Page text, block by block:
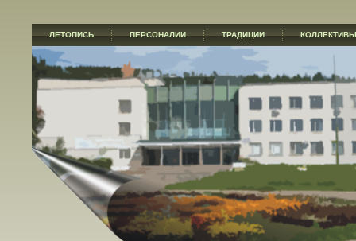
ЛЕТОПИСЬ ПЕРСОНАЛИИ ТРАДИЦИИ КОЛЛЕКТИВЫ